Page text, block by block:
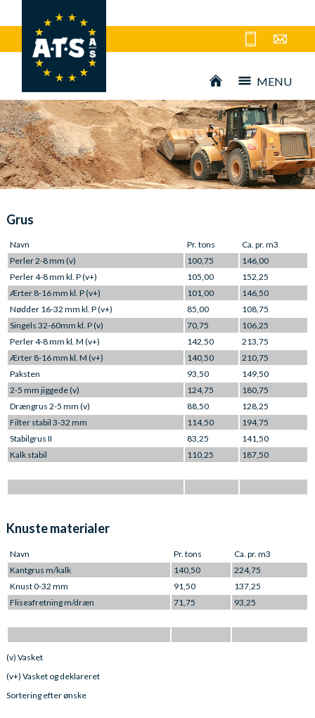
MENU
Grus
Navn Pr. tons
Ca. pr. m3
Perler 2-8 mm (v)
100,75
146,00
Perler 4-8 mm kl. P (v+)
105,00
152,25
Ærter 8-16 mm kl. P (v+)
101,00
146,50
Nødder 16-32 mm kl. P (v+)
85,00
108,75
Singels 32-60mm kl. P (v)
70,75
106,25
Perler 4-8 mm kl. M (v+)
142,50
213,75
Ærter 8-16 mm kl. M (v+)
140,50
210,75
Paksten
93,50
149,50
2-5 mm jiggede (v)
124,75
180,75
Drængrus 2-5 mm (v)
88,50
128,25
Filter stabil 3-32 mm
114,50
194,75
Stabilgrus II
83,25
141,50
Kalk stabil
110,25 187,50
Knuste materialer
Navn Pr. tons
Ca. pr. m3
Kantgrus m/kalk
140,50
224,75
Knust 0-32 mm
91,50
137,25
Fliseafretning m/dræn
71,75 93,25
(v) Vasket
(v+) Vasket og deklareret
Sortering efter ønske